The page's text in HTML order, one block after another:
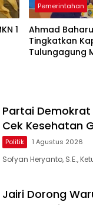
1
Pemerintahan
Ahmad
Tingkatkan
Tulungagung
Partai
Cek Kesehatan
Politik 1 Agustus 2026
Sofyan Heryanto, S.E.,
Jairi Dorong